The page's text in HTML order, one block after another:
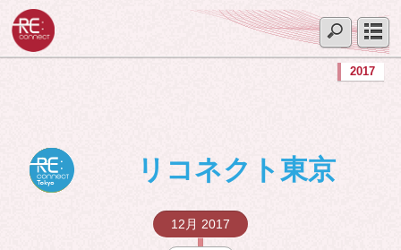
リコネクト東京
2017
12月 2017